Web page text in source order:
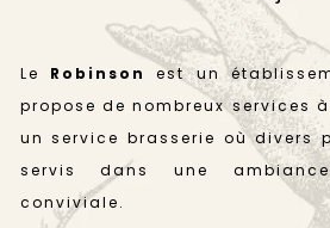
Le Robinson
est un
propose de nombreux services
un service brasserie où divers
servis dans une
conviviale.